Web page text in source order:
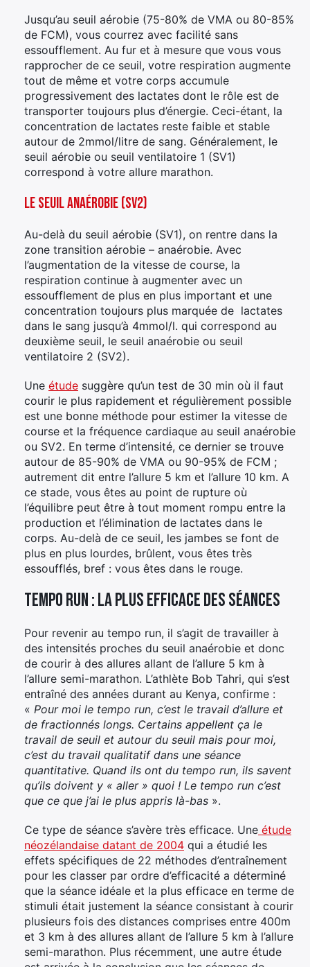
Jusqu’au seuil aérobie (75-80% de VMA ou 80-85%
de FCM), vous courrez avec facilité sans
essoufflement. Au fur et à mesure que vous vous
rapprocher de ce seuil, votre respiration augmente
tout de même et votre corps accumule
progressivement des lactates dont le rôle est de
transporter toujours plus d’énergie. Ceci-étant, la
concentration de lactates reste faible et stable
autour de 2mmol/litre de sang. Généralement, le
seuil aérobie ou seuil ventilatoire 1 (SV1)
correspond à votre allure marathon.
Le seuil anaérobie (SV2)
Au-delà du seuil aérobie (SV1), on rentre dans la
zone transition aérobie – anaérobie. Avec
l’augmentation de la vitesse de course, la
respiration continue à augmenter avec un
essoufflement de plus en plus important et une
concentration toujours plus marquée de lactates
dans le sang jusqu’à 4mmol/l. qui correspond au
deuxième seuil, le seuil anaérobie ou seuil
ventilatoire 2 (SV2).
Une étude suggère qu’un test de 30 min où il faut
courir le plus rapidement et régulièrement possible
est une bonne méthode pour estimer la vitesse de
course et la fréquence cardiaque au seuil anaérobie
ou SV2. En terme d’intensité, ce dernier se trouve
autour de 85-90% de VMA ou 90-95% de FCM ;
autrement dit entre l’allure 5 km et l’allure 10 km. A
ce stade, vous êtes au point de rupture où
l’équilibre peut être à tout moment rompu entre la
production et l’élimination de lactates dans le
corps. Au-delà de ce seuil, les jambes se font de
plus en plus lourdes, brûlent, vous êtes très
essoufflés, bref : vous êtes dans le rouge.
Tempo run : la plus efficace des séances
Pour revenir au tempo run, il s’agit de travailler à
des intensités proches du seuil anaérobie et donc
de courir à des allures allant de l’allure 5 km à
l’allure semi-marathon. L’athlète Bob Tahri, qui s’est
entraîné des années durant au Kenya, confirme :
« Pour moi le tempo run, c’est le travail d’allure et
de fractionnés longs. Certains appellent ça le
travail de seuil et autour du seuil mais pour moi,
c’est du travail qualitatif dans une séance
quantitative. Quand ils ont du tempo run, ils savent
qu’ils doivent y « aller » quoi ! Le tempo run c’est
que ce que j’ai le plus appris là-bas ».
Ce type de séance s’avère très efficace. Une étude
néozélandaise datant de 2004 qui a étudié les
effets spécifiques de 22 méthodes d’entraînement
pour les classer par ordre d’efficacité a déterminé
que la séance idéale et la plus efficace en terme de
stimuli était justement la séance consistant à courir
plusieurs fois des distances comprises entre 400m
et 3 km à des allures allant de l’allure 5 km à l’allure
semi-marathon. Plus récemment, une autre étude